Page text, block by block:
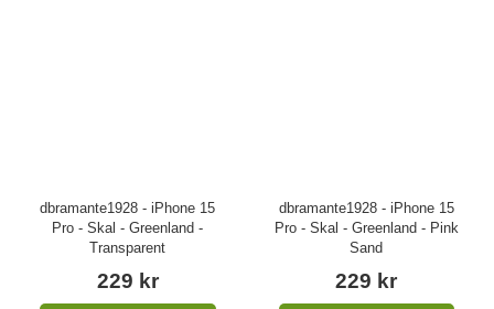
dbramante1928 - iPhone 15
Pro - Skal - Greenland -
Transparent
229 kr
dbramante1928 - iPhone 15
Pro - Skal - Greenland - Pink
Sand
229 kr